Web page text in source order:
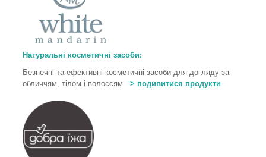
Натуральні косметичні засоби:
Безпечні та ефективні косметичні засоби для догляду за
обличчям, тілом і волоссям > подивитися продукти